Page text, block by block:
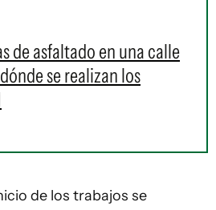
de asfaltado en una calle
se realizan los
de los trabajos se